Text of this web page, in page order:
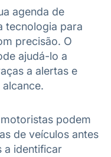
agenda de
tecnologia para
precisão. O
ajudá-lo a
a alertas e
podem
de veículos antes
a identificar